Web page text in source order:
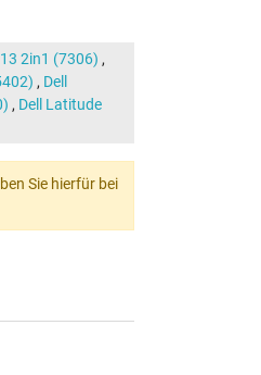
2in1 (7306) ,
, Dell
, Dell Latitude
Sie hierfür bei